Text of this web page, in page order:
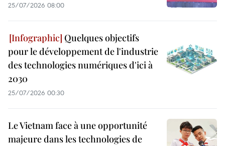
25/07/2026 08:00
Quelques objectifs
pour le développement de l'industrie
des technologies numériques d'ici à
2030
25/07/2026 00:30
Le Vietnam face à une opportunité
majeure dans les technologies de